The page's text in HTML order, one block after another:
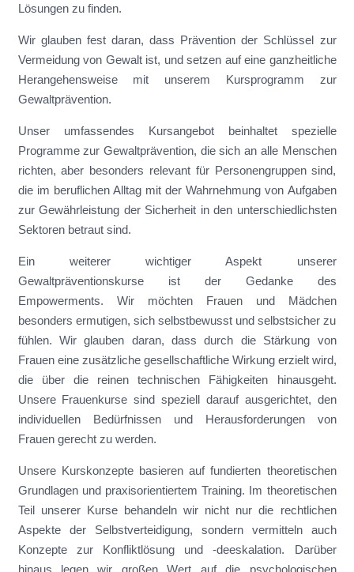
Lösungen zu finden.
Wir glauben fest daran, dass Prävention der Schlüssel zur
Vermeidung von Gewalt ist, und setzen auf eine ganzheitliche
Herangehensweise mit unserem Kursprogramm zur
Gewaltprävention.
Unser umfassendes Kursangebot beinhaltet spezielle
Programme zur Gewaltprävention, die sich an alle Menschen
richten, aber besonders relevant für Personengruppen sind,
die im beruflichen Alltag mit der Wahrnehmung von Aufgaben
zur Gewährleistung der Sicherheit in den unterschiedlichsten
Sektoren betraut sind.
Ein weiterer wichtiger Aspekt unserer
Gewaltpräventionskurse ist der Gedanke des
Empowerments. Wir möchten Frauen und Mädchen
besonders ermutigen, sich selbstbewusst und selbstsicher zu
fühlen. Wir glauben daran, dass durch die Stärkung von
Frauen eine zusätzliche gesellschaftliche Wirkung erzielt wird,
die über die reinen technischen Fähigkeiten hinausgeht.
Unsere Frauenkurse sind speziell darauf ausgerichtet, den
individuellen Bedürfnissen und Herausforderungen von
Frauen gerecht zu werden.
Unsere Kurskonzepte basieren auf fundierten theoretischen
Grundlagen und praxisorientiertem Training. Im theoretischen
Teil unserer Kurse behandeln wir nicht nur die rechtlichen
Aspekte der Selbstverteidigung, sondern vermitteln auch
Konzepte zur Konfliktlösung und -deeskalation. Darüber
hinaus legen wir großen Wert auf die psychologischen